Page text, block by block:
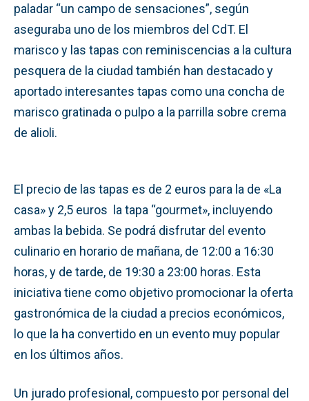
paladar “un campo de sensaciones”, según
aseguraba uno de los miembros del CdT. El
marisco y las tapas con reminiscencias a la cultura
pesquera de la ciudad también han destacado y
aportado interesantes tapas como una concha de
marisco gratinada o pulpo a la parrilla sobre crema
de alioli.
El precio de las tapas es de 2 euros para la de «La
casa» y 2,5 euros la tapa “gourmet», incluyendo
ambas la bebida. Se podrá disfrutar del evento
culinario en horario de mañana, de 12:00 a 16:30
horas, y de tarde, de 19:30 a 23:00 horas. Esta
iniciativa tiene como objetivo promocionar la oferta
gastronómica de la ciudad a precios económicos,
lo que la ha convertido en un evento muy popular
en los últimos años.
Un jurado profesional, compuesto por personal del